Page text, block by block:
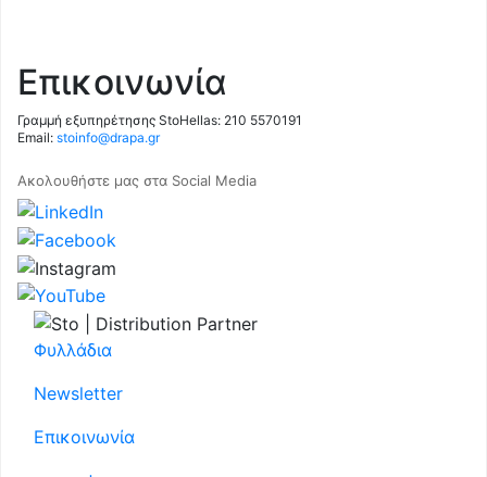
Επικοινωνία
Γραμμή εξυπηρέτησης StoHellas: 210 5570191
Email: stoinfo@drapa.gr
Ακολουθήστε μας στα Social Media
Φυλλάδια
Newsletter
Επικοινωνία